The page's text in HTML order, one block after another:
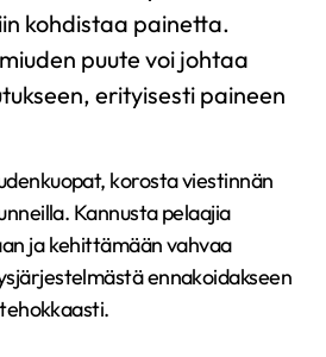
kohdistaa painetta.
puute voi johtaa
erityisesti paineen
korosta viestinnän
Kannusta pelaajia
ja kehittämään vahvaa
ennakoidakseen